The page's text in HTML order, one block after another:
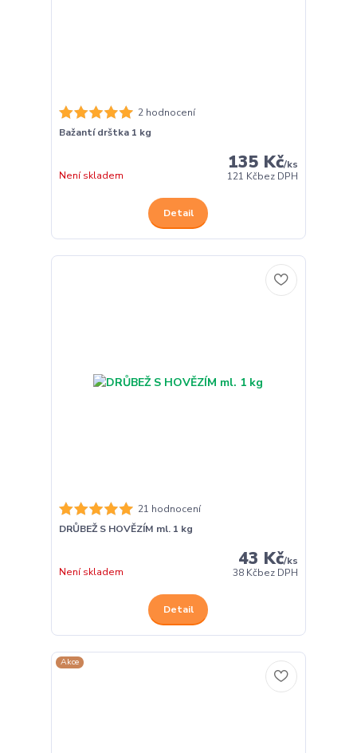
2 hodnocení
Bažantí drštka 1 kg
135 Kč/ks
121 Kčbez DPH
Není skladem
Detail
21 hodnocení
DRŮBEŽ S HOVĚZÍM ml. 1 kg
43 Kč/ks
38 Kčbez DPH
Není skladem
Detail
Akce